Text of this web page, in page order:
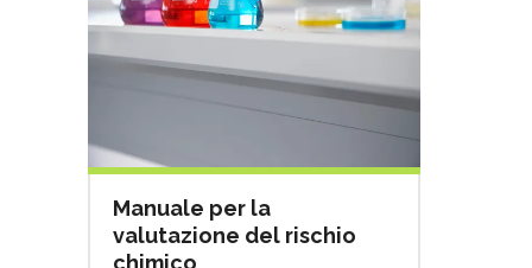
Manuale per la
valutazione del rischio
chimico